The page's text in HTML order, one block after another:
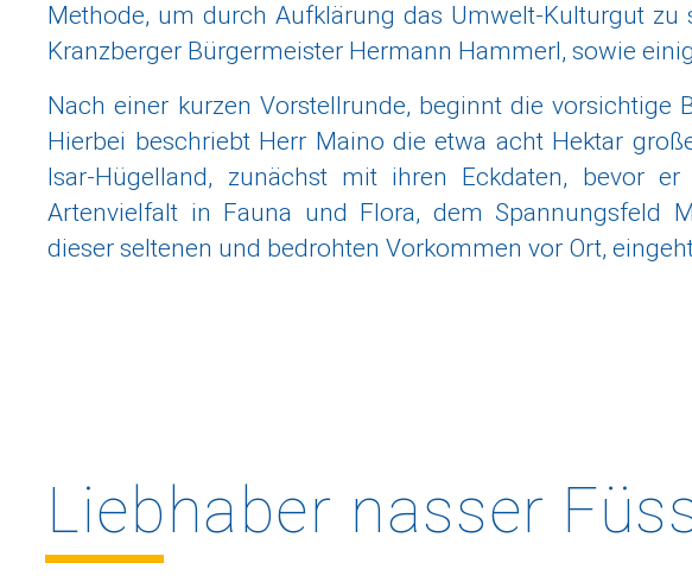
Methode, um durch Aufklärung das Umwelt-Kulturgut zu
Kranzberger Bürgermeister Hermann Hammerl, sowie
Nach einer kurzen Vorstellrunde, beginnt die vorsichtige
Hierbei beschriebt Herr Maino die etwa acht Hektar
Isar-Hügelland, zunächst mit ihren Eckdaten, bevor
Artenvielfalt in Fauna und Flora, dem Spannungsfeld
dieser seltenen und bedrohten Vorkommen vor Ort,
Liebhaber nasser